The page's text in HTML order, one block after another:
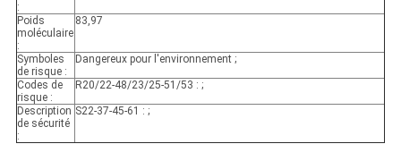
:
Poids
moléculaire
:
83,97
Symboles
de risque :
Dangereux pour l'environnement ;
Codes de
risque :
R20/22-48/23/25-51/53 : ;
Description
de sécurité
:
S22-37-45-61 : ;